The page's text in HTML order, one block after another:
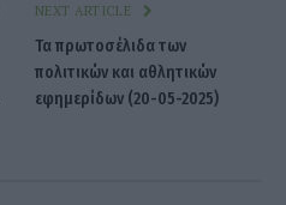
NEXT ARTICLE
Τα πρωτοσέλιδα των
πολιτικών και αθλητικών
εφημερίδων (20-05-2025)